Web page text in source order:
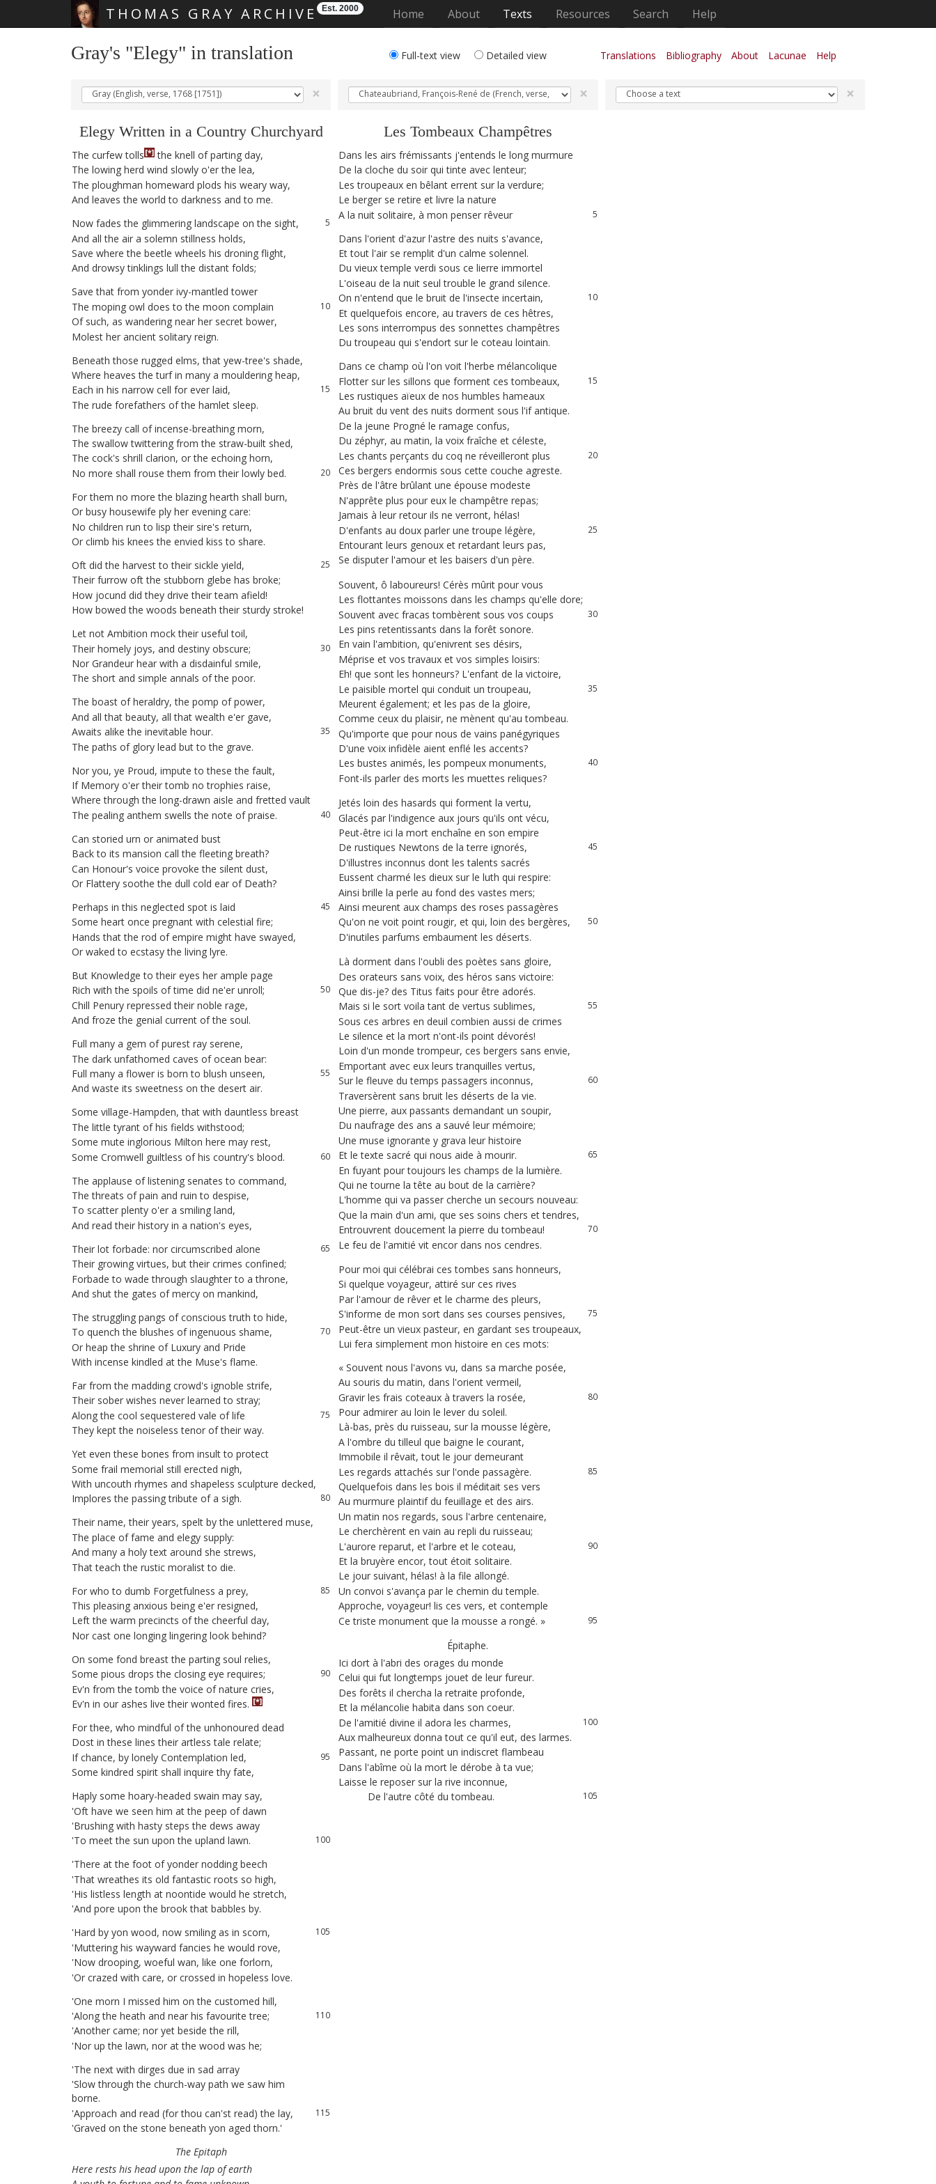
THOMAS GRAY ARCHIVE Est. 2000 Home (current)
About Texts Resources Search Help
Gray's "Elegy" in translation Full-text view Detailed view Translations Bibliography About Lacunae Help
×
Elegy Written in a Country Churchyard
The curfew tolls [*] the knell of parting day,
The lowing herd wind slowly o'er the lea,
The ploughman homeward plods his weary way,
And leaves the world to darkness and to me.
5
Now fades the glimmering landscape on the sight,
And all the air a solemn stillness holds,
Save where the beetle wheels his droning flight,
And drowsy tinklings lull the distant folds;
Save that from yonder ivy-mantled tower
10
The moping owl does to the moon complain
Of such, as wandering near her secret bower,
Molest her ancient solitary reign.
Beneath those rugged elms, that yew-tree's shade,
Where heaves the turf in many a mouldering heap,
15
Each in his narrow cell for ever laid,
The rude forefathers of the hamlet sleep.
The breezy call of incense-breathing morn,
The swallow twittering from the straw-built shed,
The cock's shrill clarion, or the echoing horn,
20
No more shall rouse them from their lowly bed.
For them no more the blazing hearth shall burn,
Or busy housewife ply her evening care:
No children run to lisp their sire's return,
Or climb his knees the envied kiss to share.
25
Oft did the harvest to their sickle yield,
Their furrow oft the stubborn glebe has broke;
How jocund did they drive their team afield!
How bowed the woods beneath their sturdy stroke!
Let not Ambition mock their useful toil,
30
Their homely joys, and destiny obscure;
Nor Grandeur hear with a disdainful smile,
The short and simple annals of the poor.
The boast of heraldry, the pomp of power,
And all that beauty, all that wealth e'er gave,
35
Awaits alike the inevitable hour.
The paths of glory lead but to the grave.
Nor you, ye Proud, impute to these the fault,
If Memory o'er their tomb no trophies raise,
Where through the long-drawn aisle and fretted vault
40
The pealing anthem swells the note of praise.
Can storied urn or animated bust
Back to its mansion call the fleeting breath?
Can Honour's voice provoke the silent dust,
Or Flattery soothe the dull cold ear of Death?
45
Perhaps in this neglected spot is laid
Some heart once pregnant with celestial fire;
Hands that the rod of empire might have swayed,
Or waked to ecstasy the living lyre.
But Knowledge to their eyes her ample page
50
Rich with the spoils of time did ne'er unroll;
Chill Penury repressed their noble rage,
And froze the genial current of the soul.
Full many a gem of purest ray serene,
The dark unfathomed caves of ocean bear:
55
Full many a flower is born to blush unseen,
And waste its sweetness on the desert air.
Some village-Hampden, that with dauntless breast
The little tyrant of his fields withstood;
Some mute inglorious Milton here may rest,
60
Some Cromwell guiltless of his country's blood.
The applause of listening senates to command,
The threats of pain and ruin to despise,
To scatter plenty o'er a smiling land,
And read their history in a nation's eyes,
65
Their lot forbade: nor circumscribed alone
Their growing virtues, but their crimes confined;
Forbade to wade through slaughter to a throne,
And shut the gates of mercy on mankind,
The struggling pangs of conscious truth to hide,
70
To quench the blushes of ingenuous shame,
Or heap the shrine of Luxury and Pride
With incense kindled at the Muse's flame.
Far from the madding crowd's ignoble strife,
Their sober wishes never learned to stray;
75
Along the cool sequestered vale of life
They kept the noiseless tenor of their way.
Yet even these bones from insult to protect
Some frail memorial still erected nigh,
With uncouth rhymes and shapeless sculpture decked,
80
Implores the passing tribute of a sigh.
Their name, their years, spelt by the unlettered muse,
The place of fame and elegy supply:
And many a holy text around she strews,
That teach the rustic moralist to die.
85
For who to dumb Forgetfulness a prey,
This pleasing anxious being e'er resigned,
Left the warm precincts of the cheerful day,
Nor cast one longing lingering look behind?
On some fond breast the parting soul relies,
90
Some pious drops the closing eye requires;
Ev'n from the tomb the voice of nature cries,
Ev'n in our ashes live their wonted fires. [*]
For thee, who mindful of the unhonoured dead
Dost in these lines their artless tale relate;
95
If chance, by lonely Contemplation led,
Some kindred spirit shall inquire thy fate,
Haply some hoary-headed swain may say,
'Oft have we seen him at the peep of dawn
'Brushing with hasty steps the dews away
100
'To meet the sun upon the upland lawn.
'There at the foot of yonder nodding beech
'That wreathes its old fantastic roots so high,
'His listless length at noontide would he stretch,
'And pore upon the brook that babbles by.
105
'Hard by yon wood, now smiling as in scorn,
'Muttering his wayward fancies he would rove,
'Now drooping, woeful wan, like one forlorn,
'Or crazed with care, or crossed in hopeless love.
'One morn I missed him on the customed hill,
110
'Along the heath and near his favourite tree;
'Another came; nor yet beside the rill,
'Nor up the lawn, nor at the wood was he;
'The next with dirges due in sad array
'Slow through the church-way path we saw him
borne.
115
'Approach and read (for thou can'st read) the lay,
'Graved on the stone beneath yon aged thorn.'
The Epitaph
Here rests his head upon the lap of earth
×
Les Tombeaux Champêtres
Dans les airs frémissants j'entends le long murmure
De la cloche du soir qui tinte avec lenteur;
Les troupeaux en bêlant errent sur la verdure;
Le berger se retire et livre la nature
5
A la nuit solitaire, à mon penser rêveur
Dans l'orient d'azur l'astre des nuits s'avance,
Et tout l'air se remplit d'un calme solennel.
Du vieux temple verdi sous ce lierre immortel
L'oiseau de la nuit seul trouble le grand silence.
10
On n'entend que le bruit de l'insecte incertain,
Et quelquefois encore, au travers de ces hêtres,
Les sons interrompus des sonnettes champêtres
Du troupeau qui s'endort sur le coteau lointain.
Dans ce champ où l'on voit l'herbe mélancolique
15
Flotter sur les sillons que forment ces tombeaux,
Les rustiques aïeux de nos humbles hameaux
Au bruit du vent des nuits dorment sous l'if antique.
De la jeune Progné le ramage confus,
Du zéphyr, au matin, la voix fraîche et céleste,
20
Les chants perçants du coq ne réveilleront plus
Ces bergers endormis sous cette couche agreste.
Près de l'âtre brûlant une épouse modeste
N'apprête plus pour eux le champêtre repas;
Jamais à leur retour ils ne verront, hélas!
25
D'enfants au doux parler une troupe légère,
Entourant leurs genoux et retardant leurs pas,
Se disputer l'amour et les baisers d'un père.
Souvent, ô laboureurs! Cérès mûrit pour vous
Les flottantes moissons dans les champs qu'elle dore;
30
Souvent avec fracas tombèrent sous vos coups
Les pins retentissants dans la forêt sonore.
En vain l'ambition, qu'enivrent ses désirs,
Méprise et vos travaux et vos simples loisirs:
Eh! que sont les honneurs? L'enfant de la victoire,
35
Le paisible mortel qui conduit un troupeau,
Meurent également; et les pas de la gloire,
Comme ceux du plaisir, ne mènent qu'au tombeau.
Qu'importe que pour nous de vains panégyriques
D'une voix infidèle aient enflé les accents?
40
Les bustes animés, les pompeux monuments,
Font-ils parler des morts les muettes reliques?
Jetés loin des hasards qui forment la vertu,
Glacés par l'indigence aux jours qu'ils ont vécu,
Peut-être ici la mort enchaîne en son empire
45
De rustiques Newtons de la terre ignorés,
D'illustres inconnus dont les talents sacrés
Eussent charmé les dieux sur le luth qui respire:
Ainsi brille la perle au fond des vastes mers;
Ainsi meurent aux champs des roses passagères
50
Qu'on ne voit point rougir, et qui, loin des bergères,
D'inutiles parfums embaument les déserts.
Là dorment dans l'oubli des poètes sans gloire,
Des orateurs sans voix, des héros sans victoire:
Que dis-je? des Titus faits pour être adorés.
55
Mais si le sort voila tant de vertus sublimes,
Sous ces arbres en deuil combien aussi de crimes
Le silence et la mort n'ont-ils point dévorés!
Loin d'un monde trompeur, ces bergers sans envie,
Emportant avec eux leurs tranquilles vertus,
60
Sur le fleuve du temps passagers inconnus,
Traversèrent sans bruit les déserts de la vie.
Une pierre, aux passants demandant un soupir,
Du naufrage des ans a sauvé leur mémoire;
Une muse ignorante y grava leur histoire
65
Et le texte sacré qui nous aide à mourir.
En fuyant pour toujours les champs de la lumière.
Qui ne tourne la tête au bout de la carrière?
L'homme qui va passer cherche un secours nouveau:
Que la main d'un ami, que ses soins chers et tendres,
70
Entrouvrent doucement la pierre du tombeau!
Le feu de l'amitié vit encor dans nos cendres.
Pour moi qui célébrai ces tombes sans honneurs,
Si quelque voyageur, attiré sur ces rives
Par l'amour de rêver et le charme des pleurs,
75
S'informe de mon sort dans ses courses pensives,
Peut-être un vieux pasteur, en gardant ses troupeaux,
Lui fera simplement mon histoire en ces mots:
« Souvent nous l'avons vu, dans sa marche posée,
Au souris du matin, dans l'orient vermeil,
80
Gravir les frais coteaux à travers la rosée,
Pour admirer au loin le lever du soleil.
Là-bas, près du ruisseau, sur la mousse légère,
A l'ombre du tilleul que baigne le courant,
Immobile il rêvait, tout le jour demeurant
85
Les regards attachés sur l'onde passagère.
Quelquefois dans les bois il méditait ses vers
Au murmure plaintif du feuillage et des airs.
Un matin nos regards, sous l'arbre centenaire,
Le cherchèrent en vain au repli du ruisseau;
90
L'aurore reparut, et l'arbre et le coteau,
Et la bruyère encor, tout étoit solitaire.
Le jour suivant, hélas! à la file allongé.
Un convoi s'avança par le chemin du temple.
Approche, voyageur! lis ces vers, et contemple
95
Ce triste monument que la mousse a rongé. »
Épitaphe.
Ici dort à l'abri des orages du monde
Celui qui fut longtemps jouet de leur fureur.
Des forêts il chercha la retraite profonde,
Et la mélancolie habita dans son coeur.
100
De l'amitié divine il adora les charmes,
Aux malheureux donna tout ce qu'il eut, des larmes.
Passant, ne porte point un indiscret flambeau
Dans l'abîme où la mort le dérobe à ta vue;
Laisse le reposer sur la rive inconnue,
105
De l'autre côté du tombeau.
×